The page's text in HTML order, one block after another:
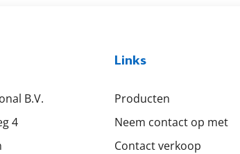
B.V.
4
Links
Producten
Neem contact op met
Contact verkoop